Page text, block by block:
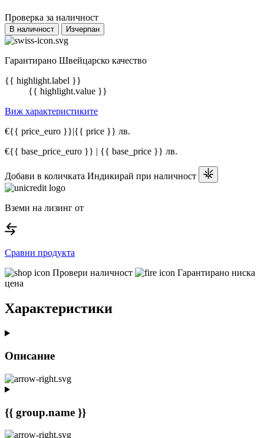
Проверка за наличност
В наличност Изчерпан
Гарантирано Швейцарско качество
{{ highlight.label }}
{{ highlight.value }}
Виж характеристиките
€{{ price_euro }}|{{ price }} лв.
€{{ base_price_euro }} | {{ base_price }} лв.
Добави в количката Индикирай при наличност
Вземи на лизинг от
Сравни продукта
Провери наличност
Гарантирано ниска
цена
Характеристики
Описание
{{ group.name }}